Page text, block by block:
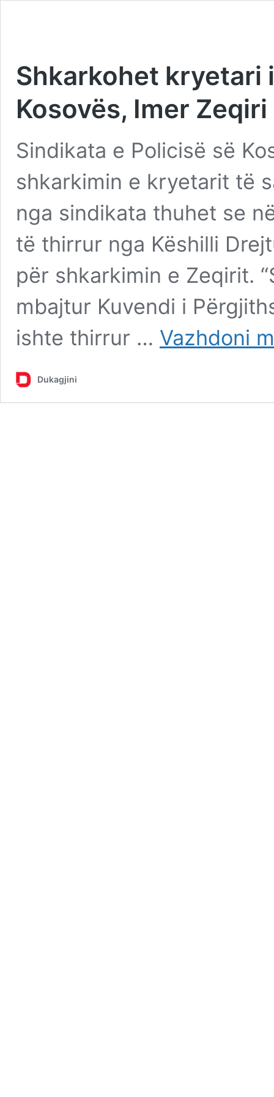
Shkarkohet kryetari
Kosovës, Imer Zeqiri
Sindikata e Policisë së
shkarkimin e kryetarit të
nga sindikata thuhet se
të thirrur nga Këshilli
për shkarkimin e Zeqirit.
mbajtur Kuvendi i
ishte thirrur … Vazhdoni
Dukagjini